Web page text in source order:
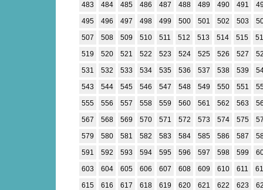
483
484 485 486 487 488 489 490 491
495
496 497 498 499 500 501 502 503
507
508 509 510 511 512 513 514 515
519
520 521 522 523 524 525 526 527
531
532 533 534 535 536 537 538 539
543
544 545 546 547 548 549 550 551
555
556 557 558 559 560 561 562 563
567
568 569 570 571 572 573 574 575
579
580 581 582 583 584 585 586 587
591
592 593 594 595 596 597 598 599
603
604 605 606 607 608 609 610 611
615
616 617 618 619 620 621 622 623